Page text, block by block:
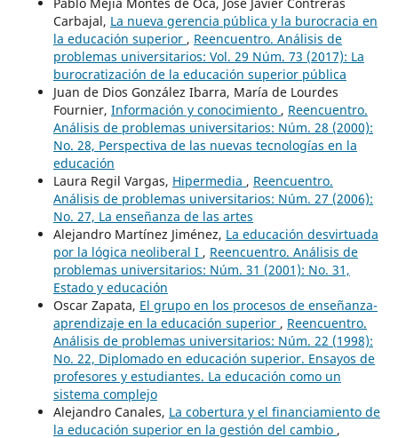
Carbajal, La nueva gerencia pública y la burocracia en
la educación superior , Reencuentro. Análisis de
problemas universitarios: Vol. 29 Núm. 73 (2017): La
burocratización de la educación superior pública
Juan de Dios González Ibarra, María de Lourdes
Fournier, Información y conocimiento , Reencuentro.
Análisis de problemas universitarios: Núm. 28 (2000):
No. 28, Perspectiva de las nuevas tecnologías en la
educación
Laura Regil Vargas, Hipermedia , Reencuentro.
Análisis de problemas universitarios: Núm. 27 (2006):
No. 27, La enseñanza de las artes
Alejandro Martínez Jiménez, La educación desvirtuada
por la lógica neoliberal I , Reencuentro. Análisis de
problemas universitarios: Núm. 31 (2001): No. 31,
Estado y educación
Oscar Zapata, El grupo en los procesos de enseñanza-
aprendizaje en la educación superior , Reencuentro.
Análisis de problemas universitarios: Núm. 22 (1998):
No. 22, Diplomado en educación superior. Ensayos de
profesores y estudiantes. La educación como un
sistema complejo
Alejandro Canales, La cobertura y el financiamiento de
la educación superior en la gestión del cambio ,